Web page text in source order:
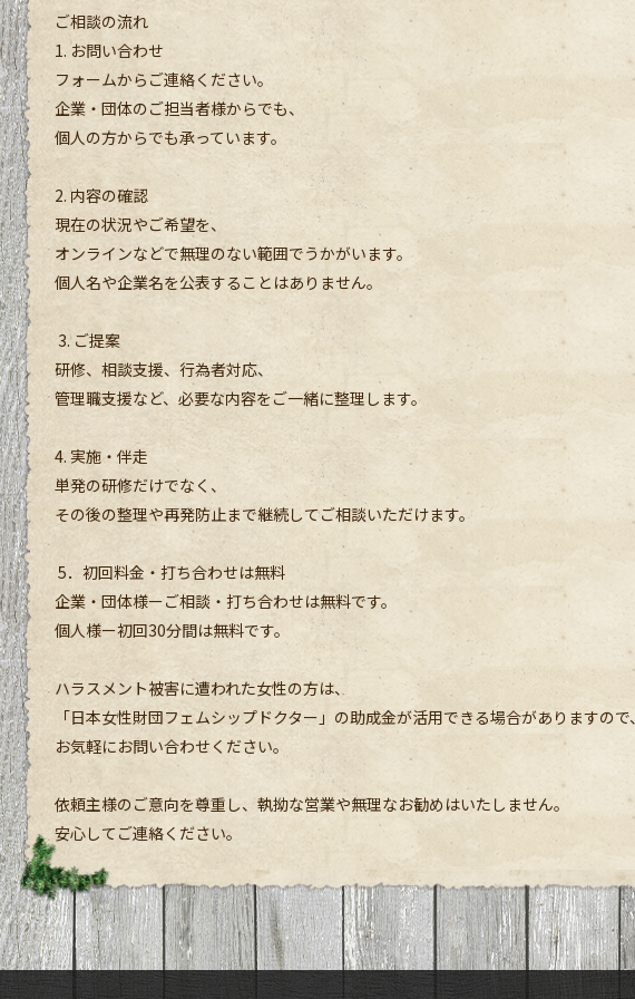
ご相談の流れ
1. お問い合わせ
フォームからご連絡ください。
企業・団体のご担当者様からでも、
個人の方からでも承っています。
2. 内容の確認
現在の状況やご希望を、
オンラインなどで無理のない範囲でうかがいます。
個人名や企業名を公表することはありません。
3. ご提案
研修、相談支援、行為者対応、
管理職支援など、必要な内容をご一緒に整理します。
4. 実施・伴走
単発の研修だけでなく、
その後の整理や再発防止まで継続してご相談いただけます。
5．初回料金・打ち合わせは無料
企業・団体様ーご相談・打ち合わせは無料です。
個人様ー初回30分間は無料です。
ハラスメント被害に遭われた女性の方は、
「日本女性財団フェムシップドクター」の助成金が活用できる場合がありますので、
お気軽にお問い合わせください。
依頼主様のご意向を尊重し、執拗な営業や無理なお勧めはいたしません。
安心してご連絡ください。